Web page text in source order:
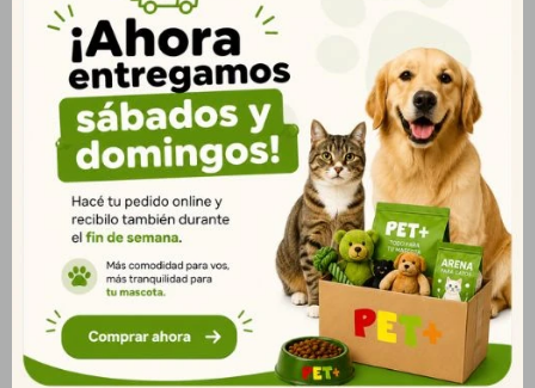
Productos que te pueden interesar